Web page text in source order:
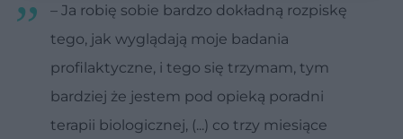
– Ja robię sobie bardzo dokładną rozpiskę
tego, jak wyglądają moje badania
profilaktyczne, i tego się trzymam, tym
bardziej że jestem pod opieką poradni
terapii biologicznej, (...) co trzy miesiące